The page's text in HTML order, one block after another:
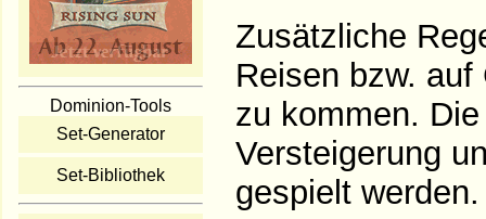
Dominion-Tools
Set-Generator
Set-Bibliothek
Zusätzliche
Reisen bzw.
zu kommen.
Versteigerung
gespielt werden.